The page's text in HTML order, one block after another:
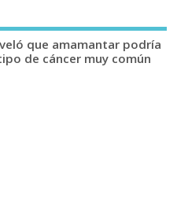
que amamantar podría
de cáncer muy común